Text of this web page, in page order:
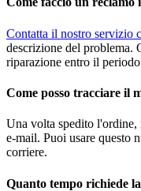
Contatta il nostro servizio
descrizione del problema.
riparazione entro il
Come posso tracciare il
Una volta spedito l'ordine,
e-mail. Puoi usare questo
corriere.
Quanto tempo richiede